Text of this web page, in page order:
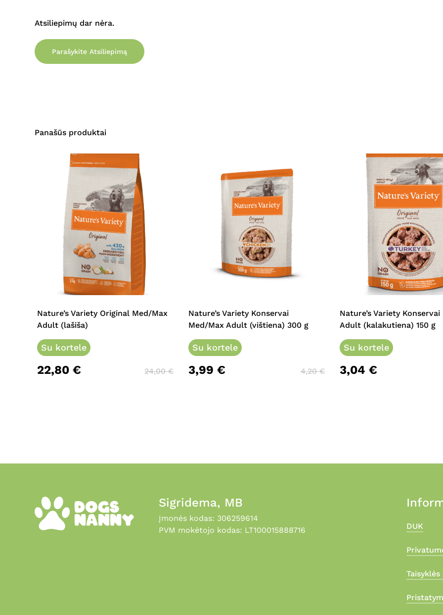
Atsiliepimų dar nėra.
Parašykite Atsiliepimą
Panašūs produktai
product
multiple
variants.
options
may
be
Nature’s Variety Original Med/Max
Adult (lašiša)
Su kortele
22,80 € 24,00€
Nature’s Variety Konservai
Med/Max Adult (vištiena) 300 g
Su kortele
3,99 € 4,20€
Nature’s Variety Konservai
Adult (kalakutiena) 150 g
Su kortele
3,04 €
Sigridema, MB
Įmonės kodas: 306259614
PVM mokėtojo kodas: LT100015888716
DUK